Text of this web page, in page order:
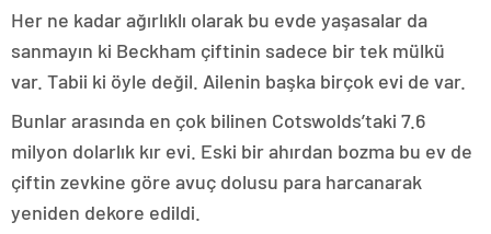
Her ne kadar ağırlıklı olarak bu evde yaşasalar da
sanmayın ki Beckham çiftinin sadece bir tek mülkü
var. Tabii ki öyle değil. Ailenin başka birçok evi de var.
Bunlar arasında en çok bilinen Cotswolds’taki 7.6
milyon dolarlık kır evi. Eski bir ahırdan bozma bu ev de
çiftin zevkine göre avuç dolusu para harcanarak
yeniden dekore edildi.